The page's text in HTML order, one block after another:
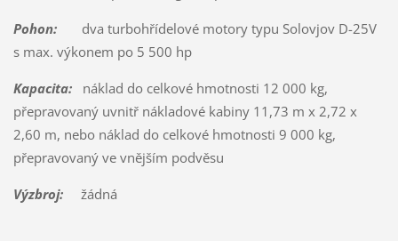
Pohon:dva turbohřídelové motory typu Solovjov D-25V
s max. výkonem po 5 500 hp
Kapacita:náklad do celkové hmotnosti 12 000 kg,
přepravovaný uvnitř nákladové kabiny 11,73 m x 2,72 x
2,60 m, nebo náklad do celkové hmotnosti 9 000 kg,
přepravovaný ve vnějším podvěsu
Výzbroj:žádná